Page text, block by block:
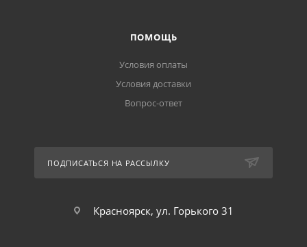
ПОМОЩЬ
Условия оплаты
Условия доставки
Вопрос-ответ
ПОДПИСАТЬСЯ НА РАССЫЛКУ
Красноярск, ул. Горького 31